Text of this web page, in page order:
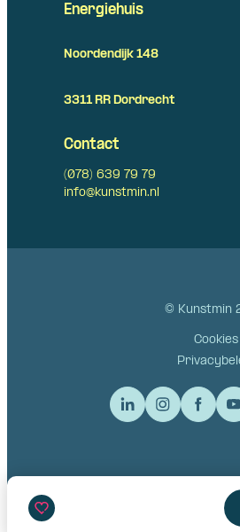
Energiehuis
Noordendijk 148
3311 RR Dordrecht
Contact
(078) 639 79 79
info@kunstmin.nl
© Kunstmin
Cookies